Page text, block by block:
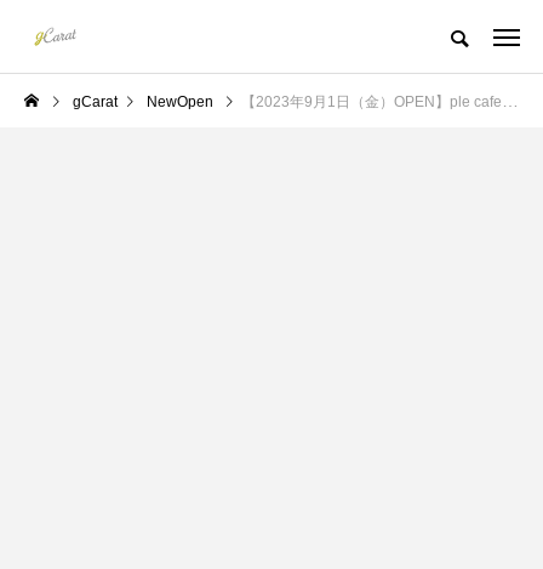
gCarat NewOpen 【2023年9月1日（金）OPEN】ple cafe(プルカフェ) （高崎市／カフェ）